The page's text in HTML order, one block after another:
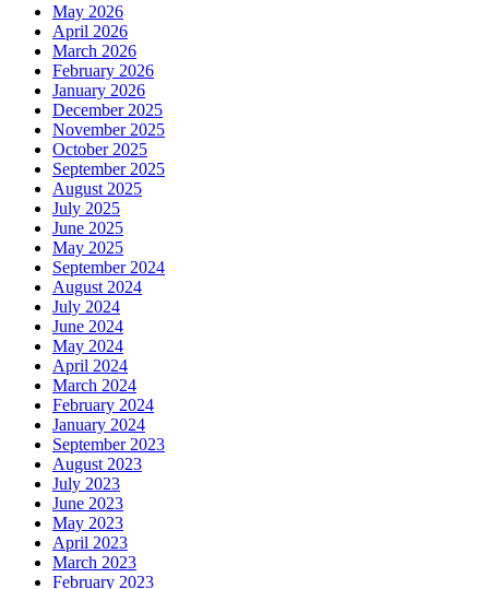
May 2026
April 2026
March 2026
February 2026
January 2026
December 2025
November 2025
October 2025
September 2025
August 2025
July 2025
June 2025
May 2025
September 2024
August 2024
July 2024
June 2024
May 2024
April 2024
March 2024
February 2024
January 2024
September 2023
August 2023
July 2023
June 2023
May 2023
April 2023
March 2023
February 2023